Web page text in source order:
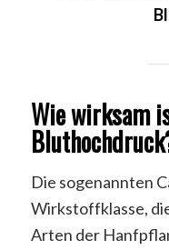
Wie wirksam
Die sogenannten
Wirkstoffklasse,
Arten der